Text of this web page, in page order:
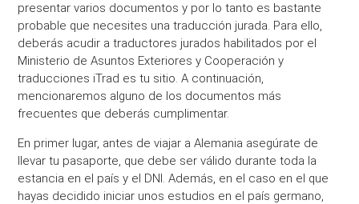
presentar varios documentos y por lo tanto es bastante
probable que necesites una traducción jurada. Para ello,
deberás acudir a traductores jurados habilitados por el
Ministerio de Asuntos Exteriores y Cooperación y
traducciones iTrad es tu sitio. A continuación,
mencionaremos alguno de los documentos más
frecuentes que deberás cumplimentar.
En primer lugar, antes de viajar a Alemania asegúrate de
llevar tu pasaporte, que debe ser válido durante toda la
estancia en el país y el DNI. Además, en el caso en el que
hayas decidido iniciar unos estudios en el país germano,